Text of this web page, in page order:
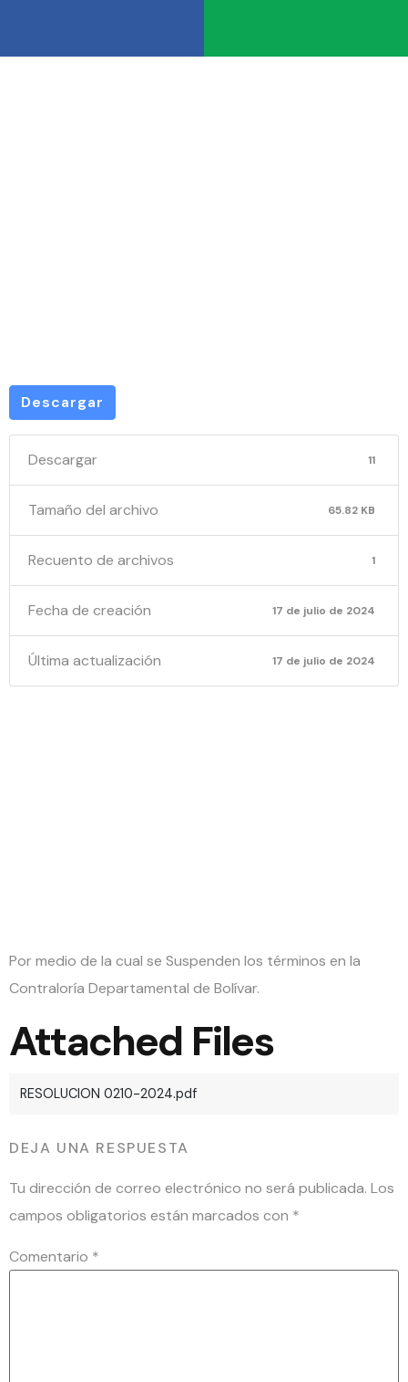
Descargar
Descargar 11
Tamaño del archivo 65.82 KB
Recuento de archivos 1
Fecha de creación 17 de julio de 2024
Última actualización 17 de julio de 2024
Por medio de la cual se Suspenden los términos en la
Contraloría Departamental de Bolívar.
Attached Files
RESOLUCION 0210-2024.pdf
DEJA UNA RESPUESTA
Tu dirección de correo electrónico no será publicada. Los
campos obligatorios están marcados con *
Comentario *